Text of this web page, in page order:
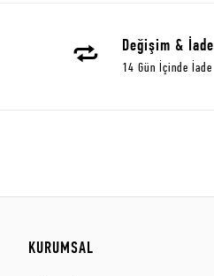
Değişim & İade
14 Gün İçinde İade
KURUMSAL